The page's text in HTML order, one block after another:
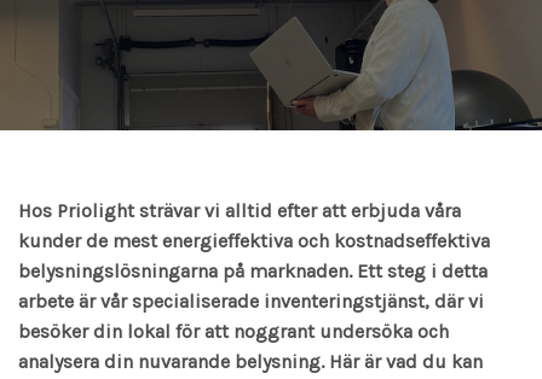
Hos Priolight strävar vi alltid efter att erbjuda våra
kunder de mest energieffektiva och kostnadseffektiva
belysningslösningarna på marknaden. Ett steg i detta
arbete är vår specialiserade inventeringstjänst, där vi
besöker din lokal för att noggrant undersöka och
analysera din nuvarande belysning. Här är vad du kan